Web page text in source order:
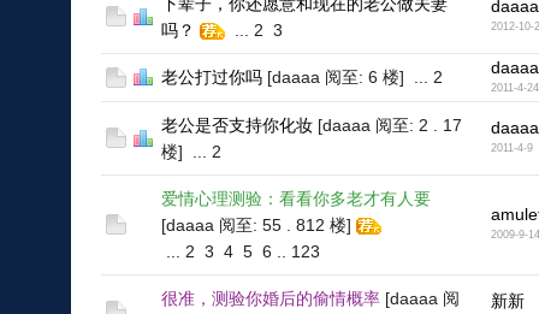
吗？
2 3
daaaa
2012-10-
老公打过你吗 [daaaa 阅至: 6 楼] 2 daaaa
2011-4-24
老公是否支持你化妆 [daaaa 阅至: 2 . 17
楼]
2
daaaa
2011-4-9
爱情心理测验：看看你多老才有人要
[daaaa 阅至: 55 . 812 楼]
2 3 4 5 6 123
2009-9-14
很准，测验你婚后的偷情概率 [daaaa 阅
新新